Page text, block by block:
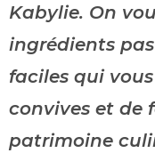
Kabylie. On
ingrédients
faciles qui
convives et de
patrimoine